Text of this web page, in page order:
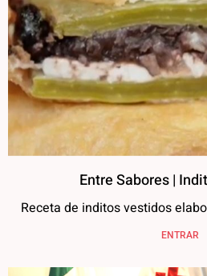
Entre Sabores |
Receta de inditos vestidos
ENTRAR